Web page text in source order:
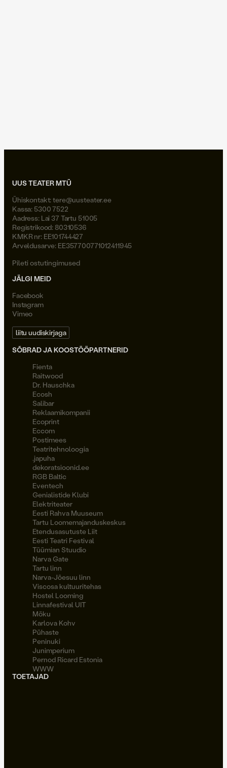
UUS TEATER MTÜ
Ühiskontakt:tere@uusteater.ee
Kassa: 5300 7522
Aadress: Lai 37 Tartu 51005
Registrikood: 80310536
KMKR nr: EE101744427
Arveldusarve: EE357700771012411945
Pileti ostutingimused
JÄLGI MEID
Facebook
Instagram
Vimeo
liitu uudiskirjaga
SÕBRAD JA KOOSTÖÖPARTNERID
Fienta
Raitwood
Dr. Hauschka
Ecosh
Salibar
Reklaamikompanii
Ecoprint
Eccom
Postimees
Teatritehnoloogia
.japuha
dekoratsioonid.ee
RGB Baltic
Eventech
Genialistide Klubi
Elektriteater
Eesti Rahva Muuseum
Tartu Loomemajanduskeskus
Etendusasutuste Liit
Eesti Teatri Festival
Tüümian Stuudio
Narva Gate
Tartu linn
Narva-Jõesuu linn
Viscosa kultuuritehas
Hostel Looming
Linnafestival UIT
Möku
Karlova Kohv
Pühaste
Peninuki
Junimperium
Pernod Ricard Estonia
WWW
TOETAJAD